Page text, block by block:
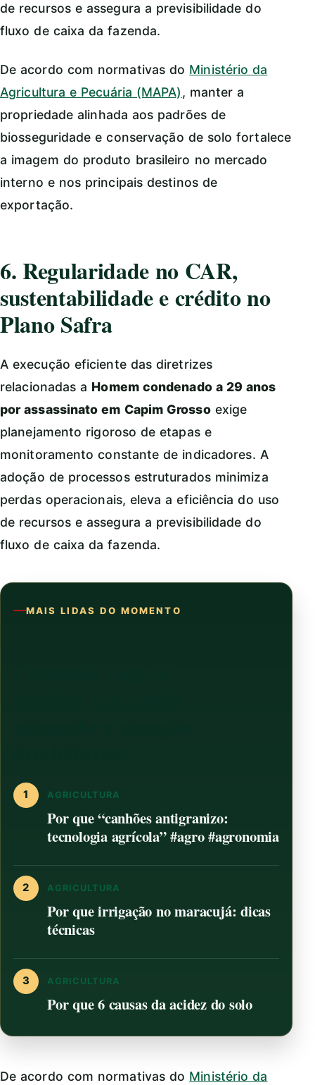
de recursos e assegura a previsibilidade do
fluxo de caixa da fazenda.
De acordo com normativas do Ministério da
Agricultura e Pecuária (MAPA), manter a
propriedade alinhada aos padrões de
biosseguridade e conservação de solo fortalece
a imagem do produto brasileiro no mercado
interno e nos principais destinos de
exportação.
6. Regularidade no CAR,
sustentabilidade e crédito no
Plano Safra
A execução eficiente das diretrizes
relacionadas a Homem condenado a 29 anos
por assassinato em Capim Grossoexige
planejamento rigoroso de etapas e
monitoramento constante de indicadores. A
adoção de processos estruturados minimiza
perdas operacionais, eleva a eficiência do uso
de recursos e assegura a previsibilidade do
fluxo de caixa da fazenda.
MAIS LIDAS DO MOMENTO
1 AGRICULTURA
Por que “canhões antigranizo:
tecnologia agrícola” #agro #agronomia
2 AGRICULTURA
Por que irrigação no maracujá: dicas
técnicas
3 AGRICULTURA
Por que 6 causas da acidez do solo
De acordo com normativas do Ministério da